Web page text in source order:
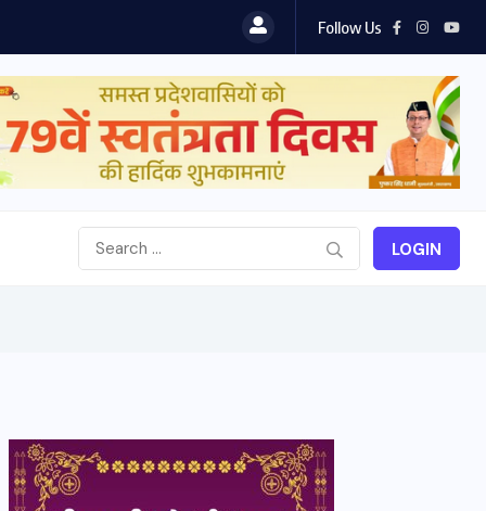
Follow Us
LOGIN